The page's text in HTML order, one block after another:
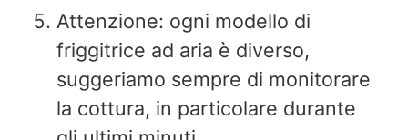
Attenzione: ogni modello di
friggitrice ad aria è diverso,
suggeriamo sempre di monitorare
la cottura, in particolare durante